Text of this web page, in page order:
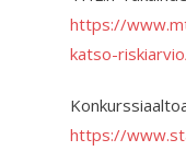
https://
katso-
https://